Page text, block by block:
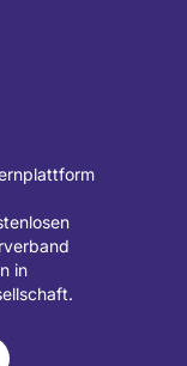
in